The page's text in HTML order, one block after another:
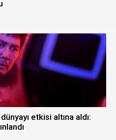
etkisi altına aldı: